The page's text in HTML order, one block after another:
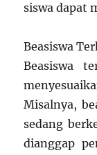
siswa dapat
Beasiswa
Beasiswa
Misalnya,
sedang
dianggap